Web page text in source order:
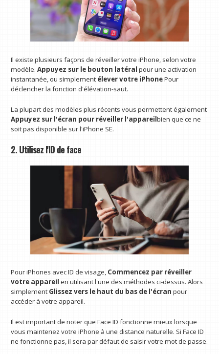
Il existe plusieurs façons de réveiller votre iPhone, selon votre
modèle.Appuyez sur le bouton latéral pour une activation
instantanée, ou simplement élever votre iPhonePour
déclencher la fonction d'élévation-saut.
La plupart des modèles plus récents vous permettent également
Appuyez sur l'écran pour réveiller l'appareilbien que ce ne
soit pas disponible sur l'iPhone SE.
2. Utilisez l'ID de face
Pour iPhones avec ID de visage, Commencez par réveiller
votre appareil en utilisant l'une des méthodes ci-dessus. Alors
simplement Glissez vers le haut du bas de l'écran pour
accéder à votre appareil.
Il est important de noter que Face ID fonctionne mieux lorsque
vous maintenez votre iPhone à une distance naturelle. Si Face ID
ne fonctionne pas, il sera par défaut de saisir votre mot de passe.